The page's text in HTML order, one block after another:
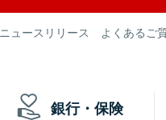
ニュースリリース よくあるご
銀行・保険